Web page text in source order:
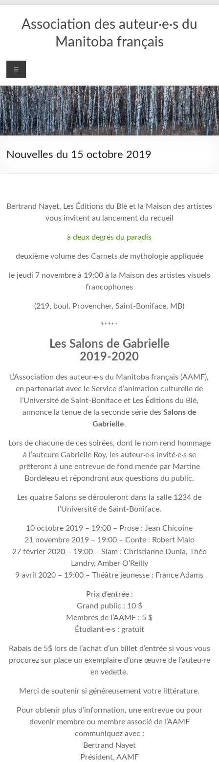
contenuAssociation des auteur·e·s du
Manitoba français
Menu
Nouvelles du 15 octobre 2019
Bertrand Nayet, Les Éditions du Blé et la Maison des artistes
vous invitent au lancement du recueil
à deux degrés du paradis
deuxième volume des Carnets de mythologie appliquée
le jeudi 7 novembre à 19:00 à la Maison des artistes visuels
francophones
(219, boul. Provencher, Saint-Boniface, MB)
*****
Les Salons de Gabrielle
2019-2020
L’Association des auteur·e·s du Manitoba français (AAMF),
en partenariat avec le Service d’animation culturelle de
l’Université de Saint-Boniface et Les Éditions du Blé,
annonce la tenue de la seconde série des Salons de
Gabrielle.
Lors de chacune de ces soirées, dont le nom rend hommage
à l’auteure Gabrielle Roy, les auteur·e·s invité·e·s se
prêteront à une entrevue de fond menée par Martine
Bordeleau et répondront aux questions du public.
Les quatre Salons se dérouleront dans la salle 1234 de
l’Université de Saint-Boniface.
10 octobre 2019 – 19:00 – Prose : Jean Chicoine
21 novembre 2019 – 19:00 – Conte : Robert Malo
27 février 2020 – 19:00 – Slam : Christianne Dunia, Théo
Landry, Amber O’Reilly
9 avril 2020 – 19:00 – Théâtre jeunesse : France Adams
Prix d’entrée :
Grand public : 10 $
Membres de l’AAMF : 5 $
Étudiant·e·s : gratuit
Rabais de 5$ lors de l’achat d’un billet d’entrée si vous vous
procurez sur place un exemplaire d’une œuvre de l’auteu·re
en vedette.
Merci de soutenir si généreusement votre littérature.
Pour obtenir plus d’information, une entrevue ou pour
devenir membre ou membre associé de l’AAMF
communiquez avec :
Bertrand Nayet
Président, AAMF